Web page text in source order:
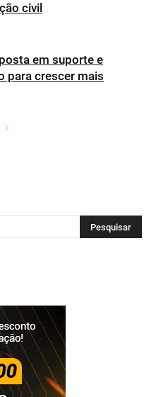
civil
em suporte e
para crescer mais